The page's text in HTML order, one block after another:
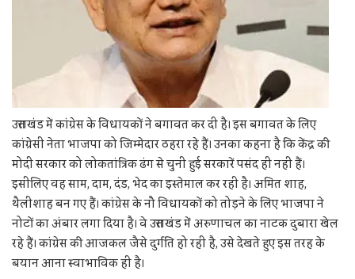
उत्तराखंड में कांग्रेस के विधायकों ने बगावत कर दी है। इस बगावत के लिए
कांग्रेसी नेता भाजपा को जिम्मेदार ठहरा रहे हैं। उनका कहना है कि केंद्र की
मोदी सरकार को लोकतांत्रिक ढंग से चुनी हुई सरकारें पसंद ही नहीं हैं।
इसीलिए वह साम, दाम, दंड, भेद का इस्तेमाल कर रही है। अमित शाह,
थैलीशाह बन गए हैं। कांग्रेस के नौ विधायकों को तोड़ने के लिए भाजपा ने
नोटों का अंबार लगा दिया है। वे उत्तराखंड में अरुणाचल का नाटक दुबारा खेल
रहे हैं। कांग्रेस की आजकल जैसे दुर्गति हो रही है, उसे देखते हुए इस तरह के
बयान आना स्वाभाविक ही है।